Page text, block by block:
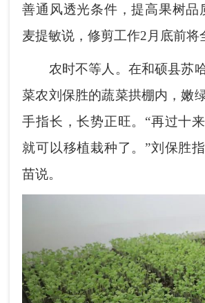
善通风透光条件，提高果树品
麦提敏说，修剪工作2月底前将
农时不等人。在和硕县苏
菜农刘保胜的蔬菜拱棚内，嫩
手指长，长势正旺。“再过十
就可以移植栽种了。”刘保胜
苗说。